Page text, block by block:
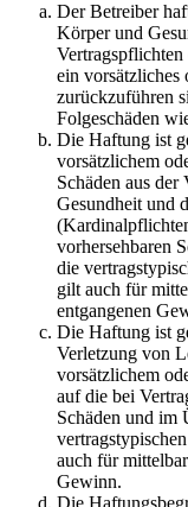
Der Betreiber
Körper und
ein vorsätzliches
zurückzuführen
Folgeschäden
Die Haftung ist
vorsätzlichem
Schäden aus
Gesundheit und
vorhersehbaren
die
gilt auch für
entgangenen
Die Haftung ist
Verletzung von
vorsätzlichem
auf die bei
Schäden und im
auch für
Gewinn.